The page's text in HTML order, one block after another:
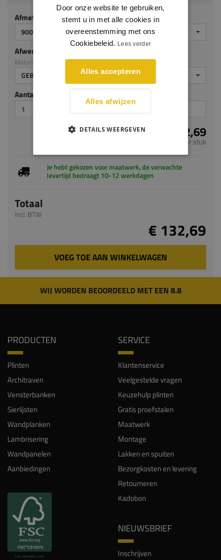
Afmeting
900 X 600 X 24 MM
Afwerking
Materiaal: Eiken op MDF v313
GEBEITST ZG
Aantal stuks
€ 132,69
per stuk
Je hebt gekozen voor maatwerk, de verwachte
levertijd bedraagt 10-12 werkdagen
Totaal
incl. BTW
€ 132,69
VOEG TOE AAN WINKELWAGEN
WIJ WORDEN BEOORDEELD MET EEN 8.8
PRODUCTEN
Plinten
Architraven
Vensterbanken
Sierlijsten
Wandplanken
Lambrisering
Wandpanelen
Aanbiedingen
SERVICE
Klantenservice
Veelgestelde vragen
Keuzehulp plinten
Gratis proefstalen
Maatwerk
Montage
Lakken en spuiten
Bezorgkosten en levering
Retourneren
Kadobon
NIEUWSBRIEF
Inschrijven
Door onze website te gebruiken,
stemt u in met alle cookies in
overeenstemming met ons
Cookiebeleid. Lees verder
Alles accepteren
Alles afwijzen
DETAILS WEERGEVEN